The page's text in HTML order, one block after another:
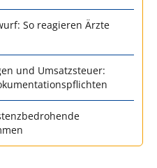
So reagieren Ärzte
und Umsatzsteuer: